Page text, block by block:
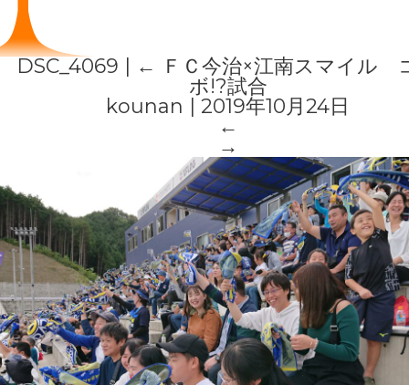
DSC_4069 ← ＦＣ今治×江南スマイル
ボ!?試合
kounan
|2019年10月24日
←
→